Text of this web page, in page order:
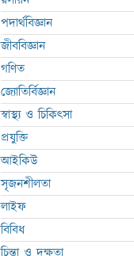
পদার্থবিজ্ঞান
জীববিজ্ঞান
গণিত
জ্যোতির্বিজ্ঞান
স্বাস্থ্য ও চিকিৎসা
প্রযুক্তি
আইকিউ
সৃজনশীলতা
লাইফ
বিবিধ
চিন্তা ও দক্ষতা